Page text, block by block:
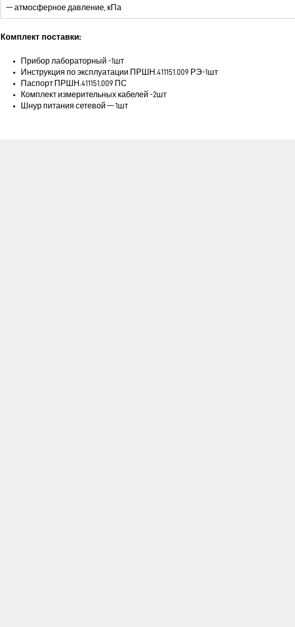
— атмосферное давление, кПа
Комплект поставки:
Прибор лабораторный -1шт
Инструкция по эксплуатации ПРШН.411151.009 РЭ-1шт
Паспорт ПРШН.411151.009 ПС
Комплект измерительных кабелей -2шт
Шнур питания сетевой — 1шт